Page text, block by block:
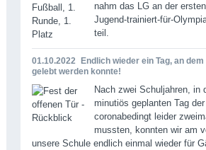
nahm das LG an der
Jugend-trainiert-für-
teil.
01.10.2022
Endlich wieder ein Tag, an
gelebt werden konnte!
Nach zwei Schuljahren, in
minutiös geplanten Tag
coronabedingt leider
mussten, konnten wir am
unsere Schule endlich einmal wieder für